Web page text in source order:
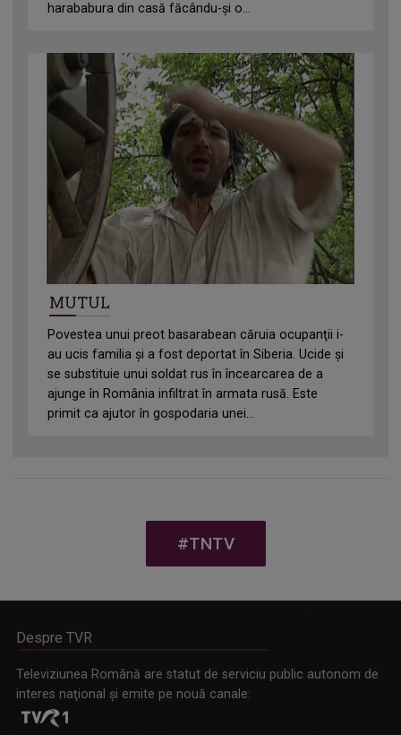
harababura din casă făcându-și o...
MUTUL
Povestea unui preot basarabean căruia ocupanţii i-
au ucis familia și a fost deportat în Siberia. Ucide şi
se substituie unui soldat rus în încearcarea de a
ajunge în România infiltrat în armata rusă. Este
primit ca ajutor în gospodaria unei...
#TNTV
Despre TVR
Televiziunea Română are statut de serviciu public autonom de
interes naţional şi emite pe nouă canale: